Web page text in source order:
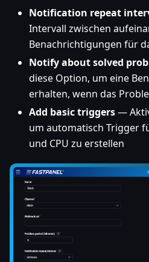
Notification repeat
Intervall zwischen
Benachrichtigungen für
Notify about solved
diese Option, um eine
erhalten, wenn das
Add basic triggers—
um automatisch Trigger
und CPU zu erstellen